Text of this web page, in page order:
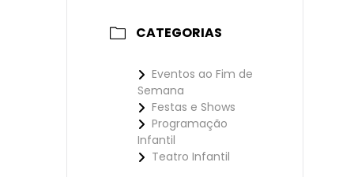
CATEGORIAS
Eventos ao Fim de
Semana
Festas e Shows
Programação
Infantil
Teatro Infantil